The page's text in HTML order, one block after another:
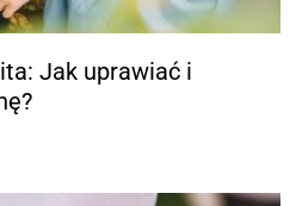
Jak uprawiać i